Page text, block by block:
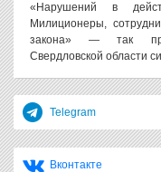
«Нарушений в
Милиционеры,
закона» — так
Свердловской области
Telegram
Вконтакте